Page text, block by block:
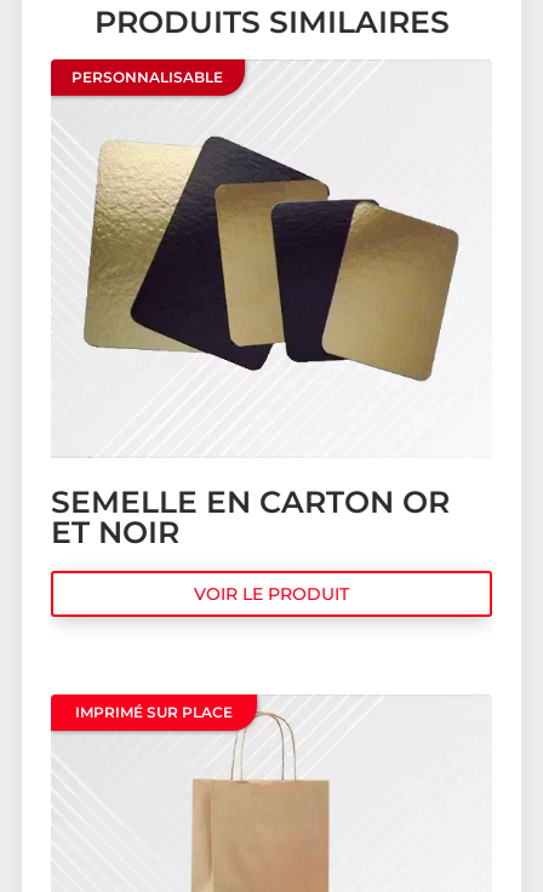
PRODUITS SIMILAIRES
SEMELLE EN CARTON OR
ET NOIR
VOIR LE PRODUIT
PERSONNALISABLE
IMPRIMÉ SUR PLACE